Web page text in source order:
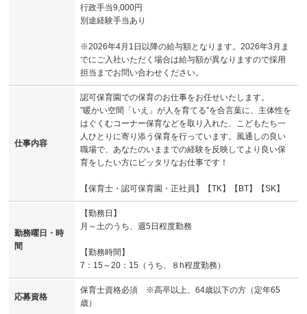
行政手当9,000円
別途経験手当あり
※2026年4月1日以降の給与額となります。2026年3月ま
でにご入社いただく場合は給与額が異なりますので採用
担当までお問い合わせください。
仕事内容
認可保育園での保育のお仕事をお任せいたします。
”暖かい空間「いえ」が人を育てる”を合言葉に、主体性を
はぐくむコーナー保育などを取り入れた、こどもたち一
人ひとりに寄り添う保育を行っています。風通しの良い
職場で、あなたのいままでの経験を反映してより良い保
育をしたい方にピッタリなお仕事です！
【保育士・認可保育園・正社員】【TK】【BT】【SK】
勤務曜日・時
間
【勤務日】
月～土のうち、週5日程度勤務
【勤務時間】
7：15～20：15（うち、８h程度勤務）
応募資格
保育士資格必須 ※高卒以上、64歳以下の方（定年65
歳）